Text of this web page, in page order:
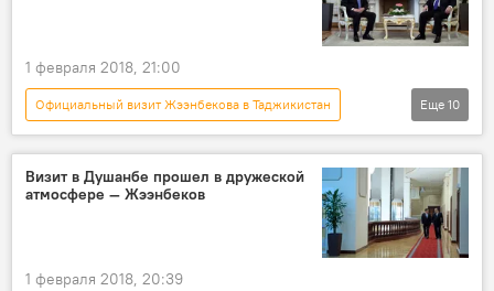
1 февраля 2018, 21:00
Официальный визит Жээнбекова в Таджикистан
Политика
Новости
В мире
Кыргызстан
Таджикистан
Эмомали Рахмон
Сооронбай Жээнбеков
Еще 10
Визит в Душанбе прошел в дружеской
атмосфере — Жээнбеков
1 февраля 2018, 20:39